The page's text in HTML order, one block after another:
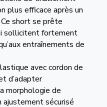
plus efficace après un
short se prête
sollicitent fortement
entraînements de
avec cordon de
d’adapter
morphologie de
ajustement sécurisé